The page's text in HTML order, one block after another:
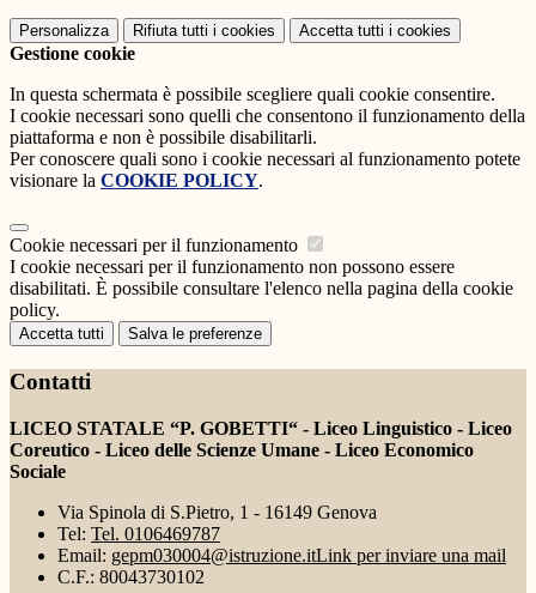
Personalizza Rifiuta tutti i cookies Accetta tutti i cookies
Gestione cookie
In questa schermata è possibile scegliere quali cookie consentire.
I cookie necessari sono quelli che consentono il funzionamento della
piattaforma e non è possibile disabilitarli.
Per conoscere quali sono i cookie necessari al funzionamento potete
visionare la COOKIE POLICY.
Cookie necessari per il funzionamento
I cookie necessari per il funzionamento non possono essere
disabilitati. È possibile consultare l'elenco nella pagina della cookie
policy.
Accetta tutti Salva le preferenze
Contatti
LICEO STATALE “P. GOBETTI“ - Liceo Linguistico - Liceo
Coreutico - Liceo delle Scienze Umane - Liceo Economico
Sociale
Via Spinola di S.Pietro, 1 - 16149 Genova
Tel: Tel. 0106469787
Email: gepm030004@istruzione.itLink per inviare una mail
C.F.: 80043730102